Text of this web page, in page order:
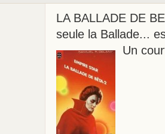
LA BALLADE DE
seule la Ballade...
Un